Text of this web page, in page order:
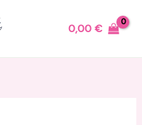
0,00€